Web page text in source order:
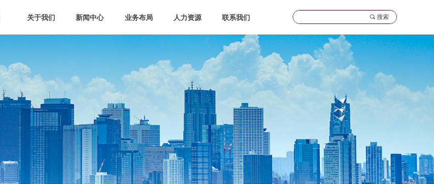
关于我们 新闻中心 业务布局 人力资源 联系我们 끠 搜索